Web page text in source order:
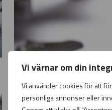
Vi värnar om din
Vi använder cookies för att
personliga annonser eller